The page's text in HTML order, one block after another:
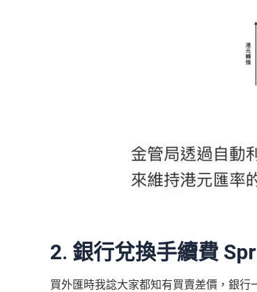
2. 銀行兌換手續費
買外匯時我諗大家都知有買賣差價，銀行